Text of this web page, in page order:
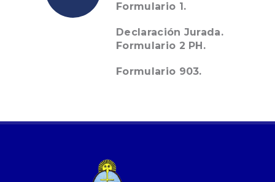
Formulario 1.
Declaración Jurada.
Formulario 2 PH.
Formulario 903.